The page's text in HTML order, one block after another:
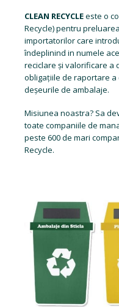
CLEAN RECYCLEeste o
Recycle) pentru
importatorilor care
îndeplinind in numele
reciclare și valorificare a
obligațiile de raportare
deșeurile de ambalaje.
Misiunea noastra? Sa
toate companiile de
peste 600 de mari
Recycle.